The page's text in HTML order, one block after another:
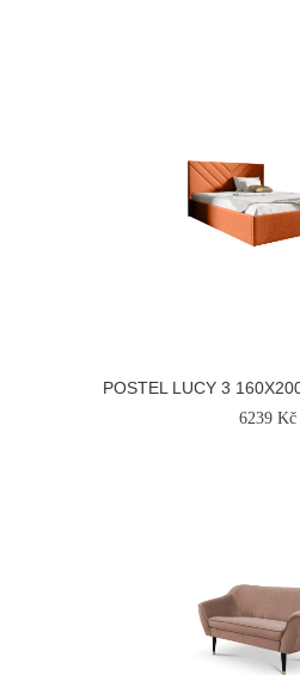
POSTEL LUCY 3
6239 Kč